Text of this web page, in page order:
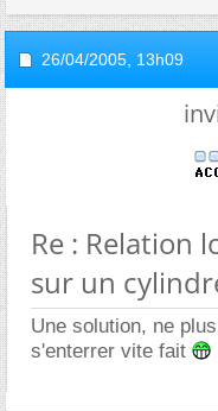
26/04/2005, 13h09
Re : Relation
sur un
Une solution, ne
s'enterrer vite fait